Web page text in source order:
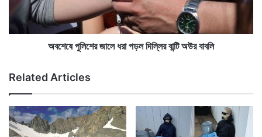
সেখানে ২০০০ সালের পর থেকে নানা সময়ে হাঙর হানার ঘটনা
ঘটেছে। এবার দেখা গেল একটি বিরল প্রজাতির হাঙরকে। —
সংবাদ সংস্থার সাহায্য নিয়ে লেখা
ন
জা
প
ড়
ল
দি
ল্লি
অবশেষে পুলিশের জালে ধরা পড়ল দিল্লির বান্টি অউর বাবলি
Related Articles